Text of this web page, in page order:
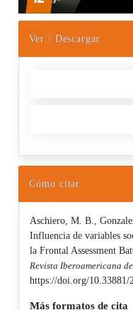
Ver / Descargar
Cómo citar
Aschiero, M. B.,
Influencia de variables
la Frontal Assessment
Revista Iberoamericana
https://doi.org/10.33881/
Más formatos de cita